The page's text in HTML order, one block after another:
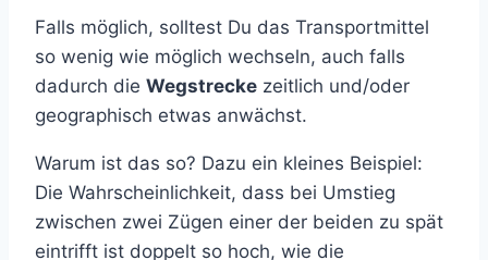
Falls möglich, solltest Du das Transportmittel
so wenig wie möglich wechseln, auch falls
dadurch die Wegstrecke zeitlich und/oder
geographisch etwas anwächst.
Warum ist das so? Dazu ein kleines Beispiel:
Die Wahrscheinlichkeit, dass bei Umstieg
zwischen zwei Zügen einer der beiden zu spät
eintrifft ist doppelt so hoch, wie die